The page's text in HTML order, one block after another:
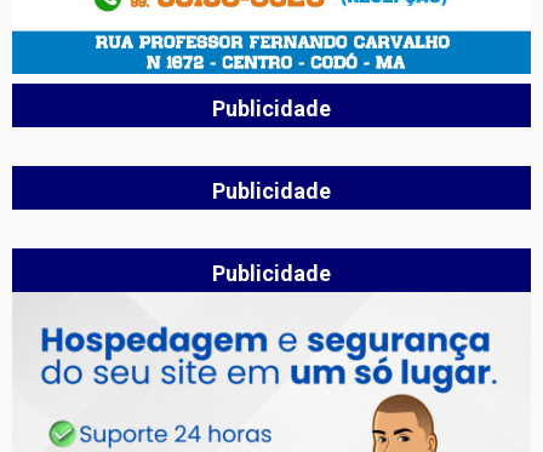
Publicidade
Publicidade
Publicidade